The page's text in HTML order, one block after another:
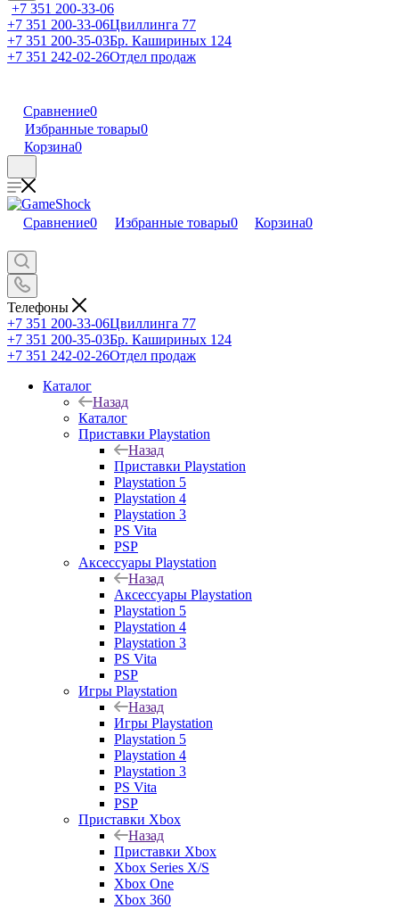
+7 351 200-33-06
+7 351 200-33-06Цвиллинга 77
+7 351 200-35-03Бр. Кашириных 124
+7 351 242-02-26Отдел продаж
Сравнение0
Избранные товары0
Корзина0
Сравнение0 Избранные товары0 Корзина0
Телефоны
+7 351 200-33-06Цвиллинга 77
+7 351 200-35-03Бр. Кашириных 124
+7 351 242-02-26Отдел продаж
Каталог
Назад
Каталог
Приставки Playstation
Назад
Приставки Playstation
Playstation 5
Playstation 4
Playstation 3
PS Vita
PSP
Аксессуары Playstation
Назад
Аксессуары Playstation
Playstation 5
Playstation 4
Playstation 3
PS Vita
PSP
Игры Playstation
Назад
Игры Playstation
Playstation 5
Playstation 4
Playstation 3
PS Vita
PSP
Приставки Xbox
Назад
Приставки Xbox
Xbox Series X/S
Xbox One
Xbox 360